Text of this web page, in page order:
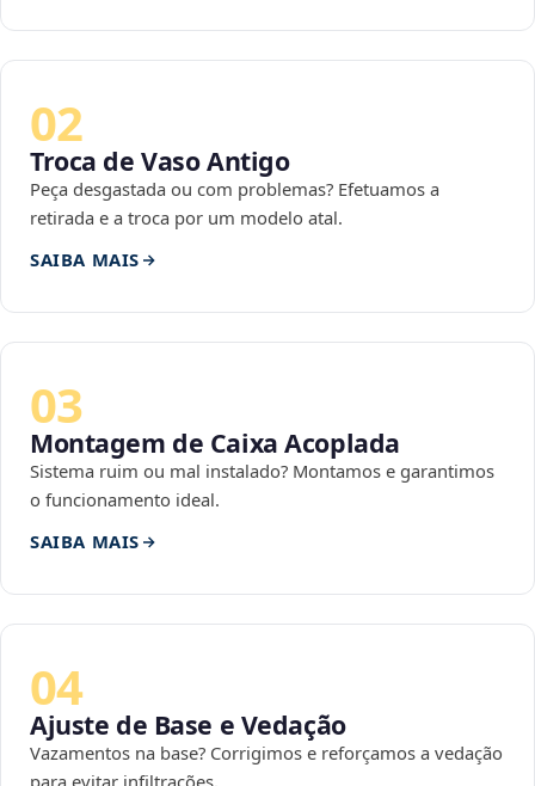
02
Troca de Vaso Antigo
Peça desgastada ou com problemas? Efetuamos a
retirada e a troca por um modelo atal.
SAIBA MAIS
03
Montagem de Caixa Acoplada
Sistema ruim ou mal instalado? Montamos e garantimos
o funcionamento ideal.
SAIBA MAIS
04
Ajuste de Base e Vedação
Vazamentos na base? Corrigimos e reforçamos a vedação